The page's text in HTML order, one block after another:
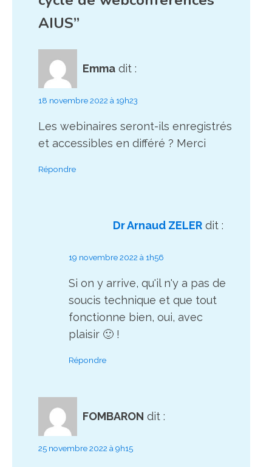
AIUS”
Emma dit :
18 novembre 2022 à 19h23
Les webinaires seront-ils enregistrés
et accessibles en différé ? Merci
Répondre
Dr Arnaud ZELER dit :
19 novembre 2022 à 1h56
Si on y arrive, qu'il n'y a pas de
soucis technique et que tout
fonctionne bien, oui, avec
plaisir 🙂 !
Répondre
FOMBARON dit :
25 novembre 2022 à 9h15